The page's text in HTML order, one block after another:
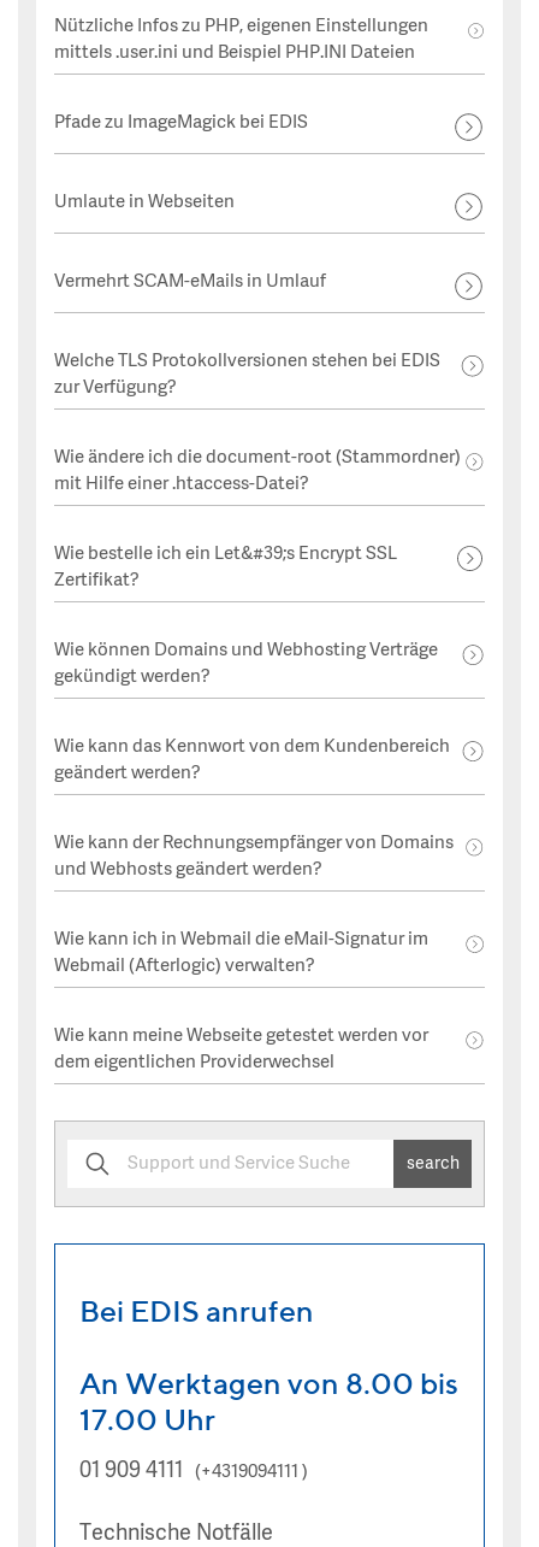
Nützliche Infos zu PHP, eigenen Einstellungen
mittels .user.ini und Beispiel PHP.INI Dateien
Pfade zu ImageMagick bei EDIS
Umlaute in Webseiten
Vermehrt SCAM-eMails in Umlauf
Welche TLS Protokollversionen stehen bei EDIS
zur Verfügung?
Wie ändere ich die document-root (Stammordner)
mit Hilfe einer .htaccess-Datei?
Wie bestelle ich ein Let&#39;s Encrypt SSL
Zertifikat?
Wie können Domains und Webhosting Verträge
gekündigt werden?
Wie kann das Kennwort von dem Kundenbereich
geändert werden?
Wie kann der Rechnungsempfänger von Domains
und Webhosts geändert werden?
Wie kann ich in Webmail die eMail-Signatur im
Webmail (Afterlogic) verwalten?
Wie kann meine Webseite getestet werden vor
dem eigentlichen Providerwechsel
search
Bei EDIS anrufen
An Werktagen von 8.00 bis
17.00 Uhr
01 909 4111 (+4319094111 )
Technische Notfälle